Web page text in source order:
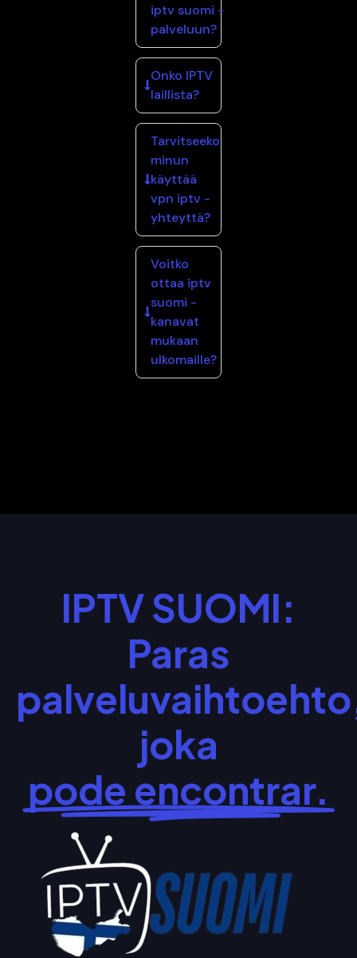
iptv suomi -
palveluun?
Onko IPTV
laillista?
Tarvitseeko
minun
käyttää
vpn iptv -
yhteyttä?
Voitko
ottaa iptv
suomi -
kanavat
mukaan
ulkomaille?
IPTV SUOMI:
Paras
joka
pode encontrar.